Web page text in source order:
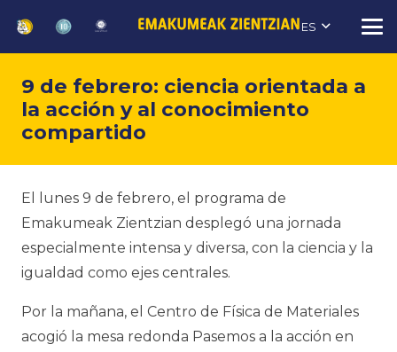
ES
9 de febrero: ciencia orientada a
la acción y al conocimiento
compartido
El lunes 9 de febrero, el programa de
Emakumeak Zientzian desplegó una jornada
especialmente intensa y diversa, con la ciencia y la
igualdad como ejes centrales.
Por la mañana, el Centro de Física de Materiales
acogió la mesa redonda Pasemos a la acción en